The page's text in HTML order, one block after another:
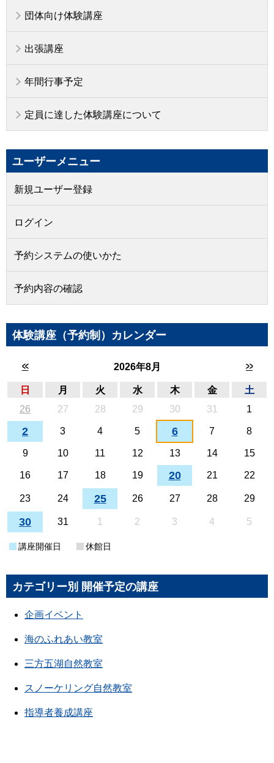
団体向け体験講座
出張講座
年間行事予定
定員に達した体験講座について
ユーザーメニュー
新規ユーザー登録
ログイン
予約システムの使いかた
予約内容の確認
体験講座（予約制）カレンダー
<< 2026年8月 >>
日 月 火 水 木 金
土
26
27 28 29 30 31 1
2 3 4 5 6 7 8
9 10 11 12 13 14 15
16 17 18 19 20 21 22
23 24 25 26 27 28 29
30 31 1 2 3 4 5
講座開催日 休館日
カテゴリー別 開催予定の講座
企画イベント
海のふれあい教室
三方五湖自然教室
スノーケリング自然教室
指導者養成講座